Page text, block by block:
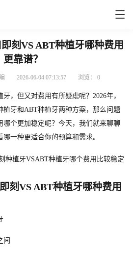
刻VS ABT种植牙哪种费用
更靠谱？
2026-06-04 07:13:57 浏览： 0
，但又对费用有所疑虑呢？2026年，
植牙和ABT种植牙两种方案，那么问题
哪个更加稳定呢？今天，我们就来聊聊
一种更适合你的预算和需求。
刻VS ABT种植牙哪种费用
间